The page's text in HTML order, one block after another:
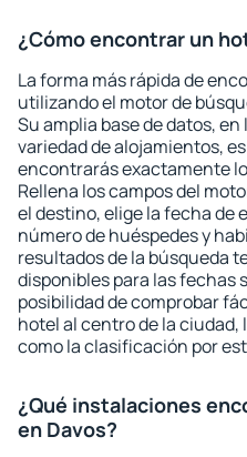
¿Cómo encontrar un
La forma más rápida de
utilizando el motor de
Su amplia base de datos,
variedad de alojamientos,
encontrarás exactamente
Rellena los campos del
el destino, elige la fecha de
número de huéspedes y
resultados de la búsqueda
disponibles para las fechas
posibilidad de comprobar
hotel al centro de la ciudad,
como la clasificación por
¿Qué instalaciones
en Davos?